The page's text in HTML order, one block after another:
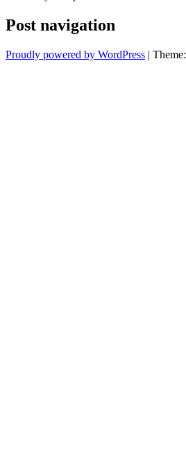
Post navigation
Proudly powered by WordPress |